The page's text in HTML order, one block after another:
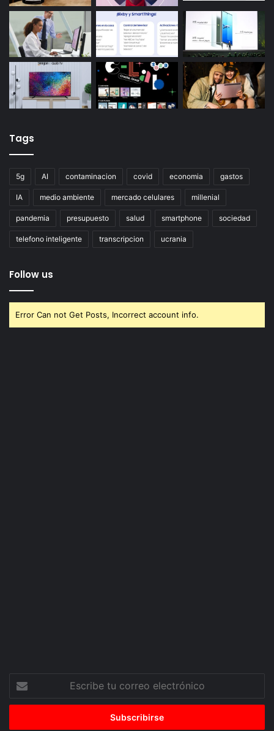
Tags
5g AI contaminacion covid economia gastos
IA medio ambiente mercado celulares millenial
pandemia presupuesto salud smartphone sociedad
telefono inteligente transcripcion ucrania
Follow us
Error Can not Get Posts, Incorrect account info.
correo